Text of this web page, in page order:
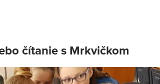
čítanie s Mrkvičkom